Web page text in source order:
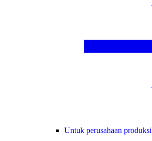
Untuk perusahaan produksi